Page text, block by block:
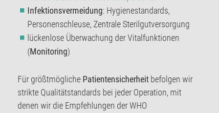
Infektionsvermeidung: Hygienestandards,
Personenschleuse, Zentrale Sterilgutversorgung
lückenlose Überwachung der Vitalfunktionen
(Monitoring)
Für größtmögliche Patientensicherheitbefolgen wir
strikte Qualitätstandards bei jeder Operation, mit
denen wir die Empfehlungen der WHO